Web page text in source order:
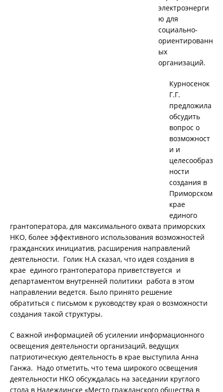
электроэнерги
ю для
социально-
ориентированн
ых
организаций.
Курносенок
Г.Г.
предложила
обсудить
вопрос о
возможност
и и
целесообраз
ности
создания в
Приморском
крае
единого
грантоператора, для максимального охвата приморских
НКО, более эффективного использования возможностей
гражданских инициатив, расширения направлений
деятельности. Голик Н.А сказал, что идея создания в
крае единого грантоператора приветствуется и
департаментом внутренней политики работа в этом
направлении ведется. Было принято решение
обратиться с письмом к руководству края о возможности
создания такой структуры.
С важной информацией об усилении информационного
освещения деятельности организаций, ведущих
патриотическую деятельность в крае выступила Анна
Ганжа. Надо отметить, что тема широкого освещения
деятельности НКО обсуждалась на заседании круглого
стола в Надеждинске «Место гражданского общества в